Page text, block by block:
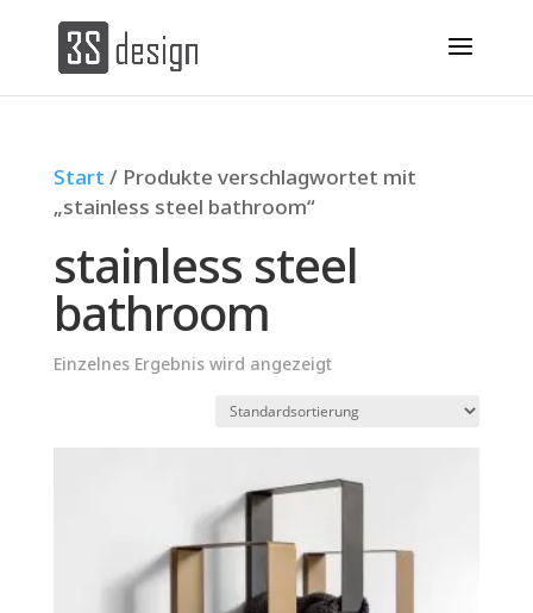
Start / Produkte verschlagwortet mit
„stainless steel bathroom“
stainless steel
bathroom
Einzelnes Ergebnis wird angezeigt